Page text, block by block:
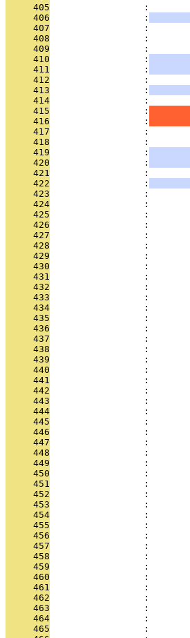
     405
:
     406
                 :
     407
:
     408
:
     409
:
     410
                 :
     411
                 :
     412
:
     413
                 :
     414
:
     415
                 :
     416
                 :
     417
:
     418
:
     419
                 :
     420
                 :
     421
:
     422
                 :
     423
:
     424
:
     425
:
     426
:
     427
:
     428
:
     429
:
     430
:
     431
:
     432
:
     433
:
     434
:
     435
:
     436
:
     437
:
     438
:
     439
:
     440
:
     441
:
     442
:
     443
:
     444
:
     445
:
     446
:
     447
:
     448
:
     449
:
     450
:
     451
:
     452
:
     453
:
     454
:
     455
:
     456
:
     457
:
     458
:
     459
:
     460
:
     461
:
     462
:
     463
:
     464
:
     465
: